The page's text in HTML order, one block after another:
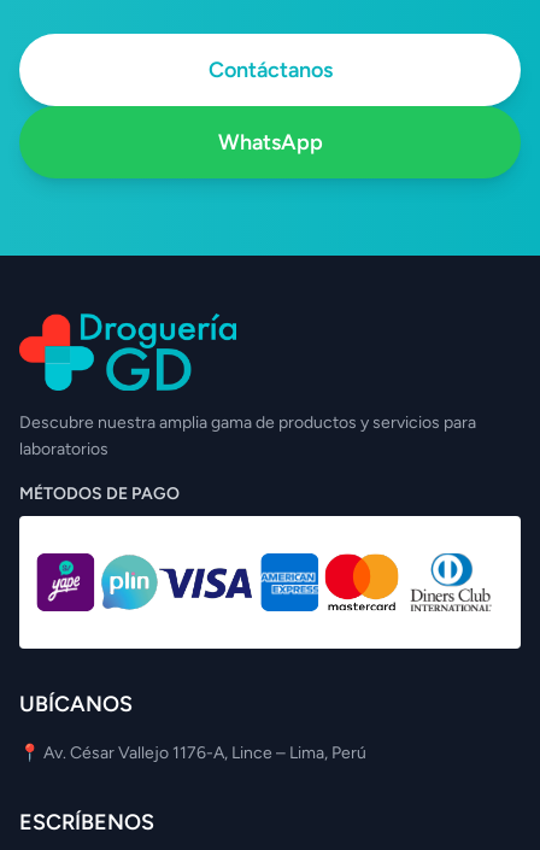
Contáctanos
WhatsApp
Descubre nuestra amplia gama de productos y servicios para
laboratorios
MÉTODOS DE PAGO
UBÍCANOS
📍 Av. César Vallejo 1176-A, Lince – Lima, Perú
ESCRÍBENOS